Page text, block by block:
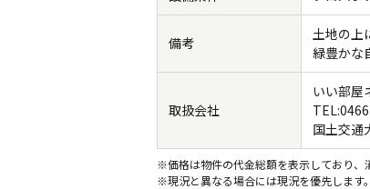
備考
土地の上
緑豊かな
取扱会社
いい部
国土交通
※価格は物件の代金総額を表示しており、
※現況と異なる場合には現況を優先します。